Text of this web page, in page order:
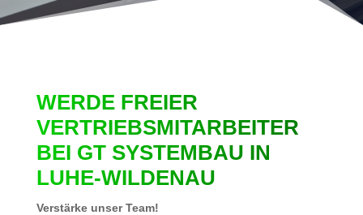
WERDE FREIER
VERTRIEBSMITARBEITER
BEI GT SYSTEMBAU IN
LUHE-WILDENAU
Verstärke unser Team!